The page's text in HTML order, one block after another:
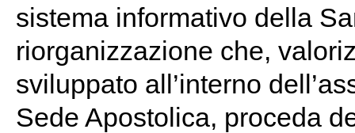
sistema informativo della
riorganizzazione che,
sviluppato all’interno
Sede Apostolica, proceda